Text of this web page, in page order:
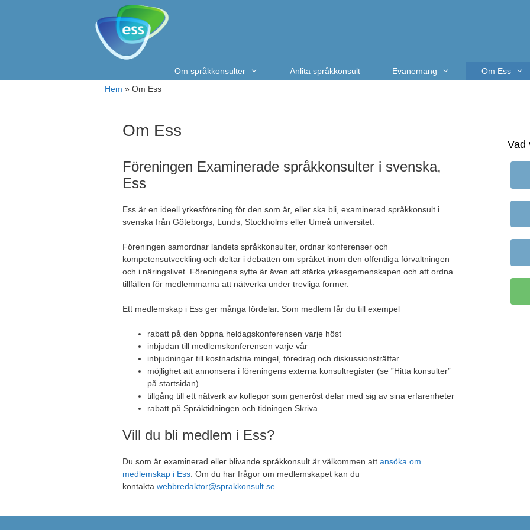
Om språkkonsulter Anlita språkkonsult Evanemang Om Ess
Hem » Om Ess
Om Ess
Föreningen Examinerade språkkonsulter i svenska,
Ess
Ess är en ideell yrkesförening för den som är, eller ska bli, examinerad språkkonsult i
svenska från Göteborgs, Lunds, Stockholms eller Umeå universitet.
Föreningen samordnar landets språkkonsulter, ordnar konferenser och
kompetensutveckling och deltar i debatten om språket inom den offentliga förvaltningen
och i näringslivet. Föreningens syfte är även att stärka yrkesgemenskapen och att ordna
tillfällen för medlemmarna att nätverka under trevliga former.
Ett medlemskap i Ess ger många fördelar. Som medlem får du till exempel
rabatt på den öppna heldagskonferensen varje höst
inbjudan till medlemskonferensen varje vår
inbjudningar till kostnadsfria mingel, föredrag och diskussionsträffar
möjlighet att annonsera i föreningens externa konsultregister (se ”Hitta konsulter”
på startsidan)
tillgång till ett nätverk av kollegor som generöst delar med sig av sina erfarenheter
rabatt på Språktidningen och tidningen Skriva.
Vill du bli medlem i Ess?
Du som är examinerad eller blivande språkkonsult är välkommen att ansöka om
medlemskap i Ess . Om du har frågor om medlemskapet kan du
kontakta webbredaktor@sprakkonsult.se
Vad